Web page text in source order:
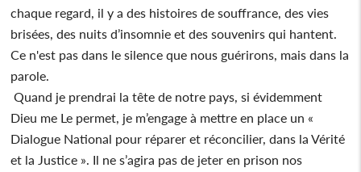
chaque regard, il y a des histoires de souffrance, des vies
brisées, des nuits d’insomnie et des souvenirs qui hantent.
Ce n'est pas dans le silence que nous guérirons, mais dans la
parole.
Quand je prendrai la tête de notre pays, si évidemment
Dieu me Le permet, je m’engage à mettre en place un «
Dialogue National pour réparer et réconcilier, dans la Vérité
et la Justice ». Il ne s’agira pas de jeter en prison nos